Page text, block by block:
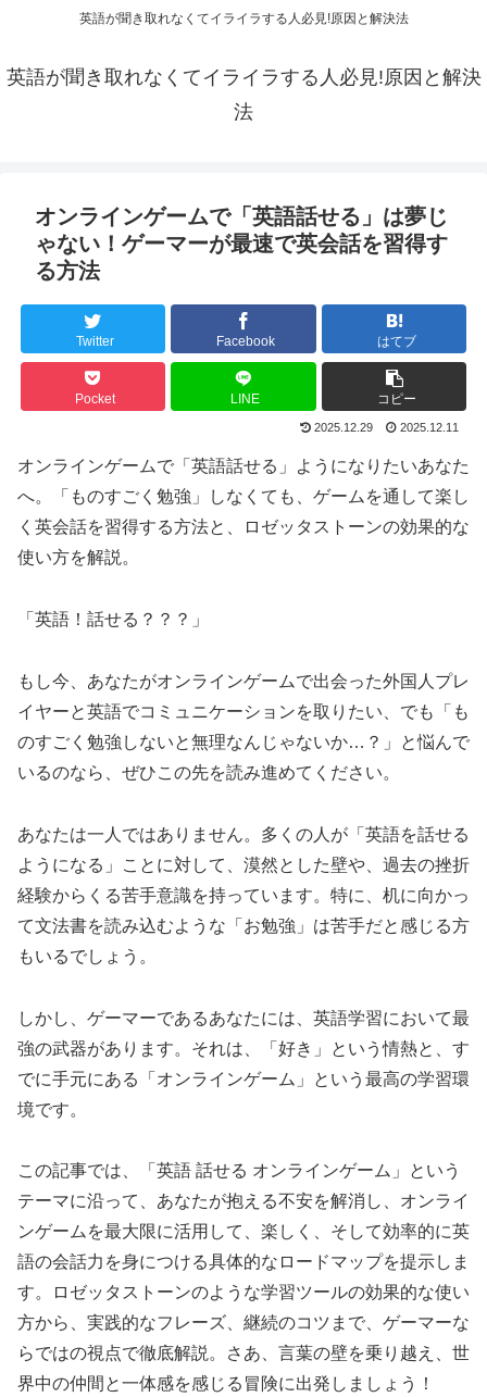
英語が聞き取れなくてイライラする人必見!原因と解決法
英語が聞き取れなくてイライラする人必見!原因と解決
法
オンラインゲームで「英語話せる」は夢じ
ゃない！ゲーマーが最速で英会話を習得す
る方法
Twitter Facebook はてブ
Pocket LINE コピー
2025.12.29 2025.12.11
オンラインゲームで「英語話せる」ようになりたいあなた
へ。「ものすごく勉強」しなくても、ゲームを通して楽し
く英会話を習得する方法と、ロゼッタストーンの効果的な
使い方を解説。
「英語！話せる？？？」
もし今、あなたがオンラインゲームで出会った外国人プレ
イヤーと英語でコミュニケーションを取りたい、でも「も
のすごく勉強しないと無理なんじゃないか…？」と悩んで
いるのなら、ぜひこの先を読み進めてください。
あなたは一人ではありません。多くの人が「英語を話せる
ようになる」ことに対して、漠然とした壁や、過去の挫折
経験からくる苦手意識を持っています。特に、机に向かっ
て文法書を読み込むような「お勉強」は苦手だと感じる方
もいるでしょう。
しかし、ゲーマーであるあなたには、英語学習において最
強の武器があります。それは、「好き」という情熱と、す
でに手元にある「オンラインゲーム」という最高の学習環
境です。
この記事では、「英語 話せる オンラインゲーム」という
テーマに沿って、あなたが抱える不安を解消し、オンライ
ンゲームを最大限に活用して、楽しく、そして効率的に英
語の会話力を身につける具体的なロードマップを提示しま
す。ロゼッタストーンのような学習ツールの効果的な使い
方から、実践的なフレーズ、継続のコツまで、ゲーマーな
らではの視点で徹底解説。さあ、言葉の壁を乗り越え、世
界中の仲間と一体感を感じる冒険に出発しましょう！